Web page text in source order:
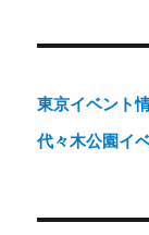
東京イベント
代々木公園イ